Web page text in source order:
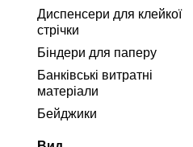
Диспенсери для клейкої
стрічки
Біндери для паперу
Банківські витратні
матеріали
Бейджики